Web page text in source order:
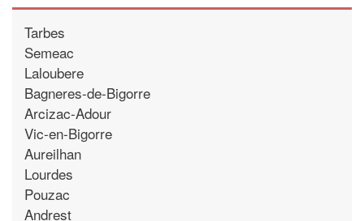
Tarbes
Semeac
Laloubere
Bagneres-de-Bigorre
Arcizac-Adour
Vic-en-Bigorre
Aureilhan
Lourdes
Pouzac
Andrest